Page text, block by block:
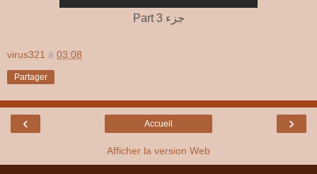
Part 3 جزء
virus321 à 03:08
Partager
‹ ›
Accueil
Afficher la version Web